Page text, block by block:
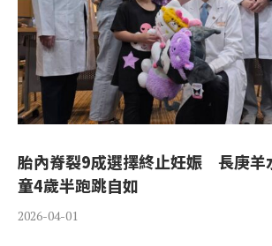
胎內脊裂9成選擇終止妊娠 長庚羊
童4歲半跑跳自如
2026-04-01